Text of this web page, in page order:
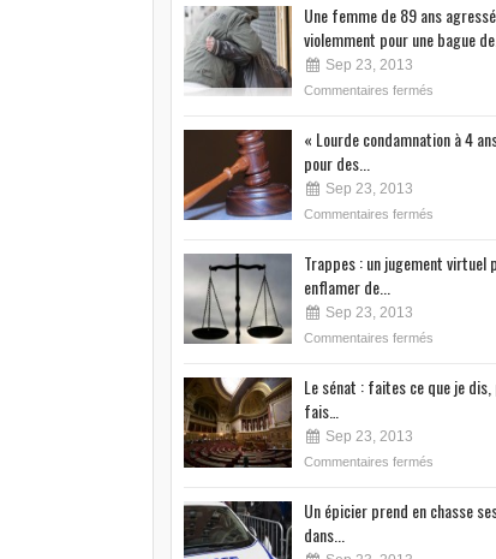
Une femme de 89 ans
violemment pour une bague de...
Sep 23, 2013
Commentaires fermés
« Lourde condamnation à 4
pour des...
Sep 23, 2013
Commentaires fermés
Trappes : un jugement virtuel
enflamer de...
Sep 23, 2013
Commentaires fermés
Le sénat : faites ce que je dis,
fais…
Sep 23, 2013
Commentaires fermés
Un épicier prend en chasse
dans...